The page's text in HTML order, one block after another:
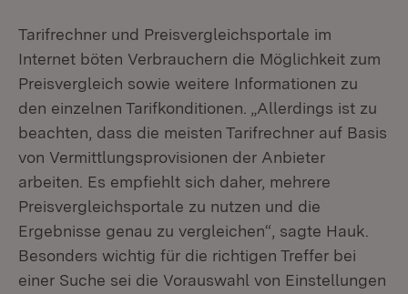
Tarifrechner und Preisvergleichsportale im
Internet böten Verbrauchern die Möglichkeit zum
Preisvergleich sowie weitere Informationen zu
den einzelnen Tarifkonditionen. „Allerdings ist zu
beachten, dass die meisten Tarifrechner auf Basis
von Vermittlungsprovisionen der Anbieter
arbeiten. Es empfiehlt sich daher, mehrere
Preisvergleichsportale zu nutzen und die
Ergebnisse genau zu vergleichen“, sagte Hauk.
Besonders wichtig für die richtigen Treffer bei
einer Suche sei die Vorauswahl von Einstellungen